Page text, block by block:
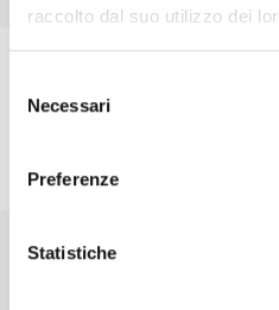
raccolto dal suo utilizzo dei
delNecessari
Preferenze
Statistiche